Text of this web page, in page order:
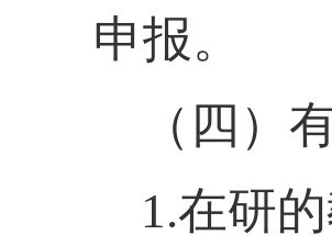
申报。
（四）
1.在研